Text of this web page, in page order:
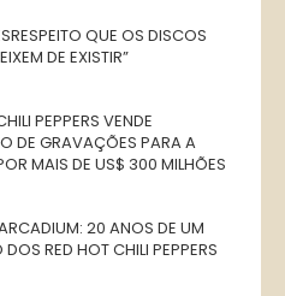
QUE OS DISCOS
DE EXISTIR”
PEPPERS VENDE
DE GRAVAÇÕES PARA A
MAIS DE US$ 300 MILHÕES
20 ANOS DE UM
RED HOT CHILI PEPPERS